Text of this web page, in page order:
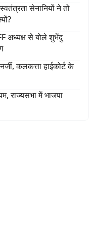
सेनानियों ने तो
अध्यक्ष से बोले शुभेंदु
कलकत्ता हाईकोर्ट के
राज्यसभा में भाजपा